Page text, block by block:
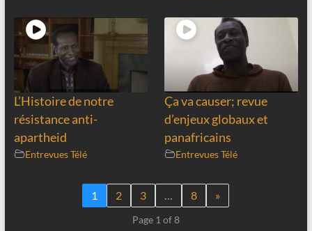
L’Histoire de notre
résistance anti-
apartheid
Entrevues Télé
Ça va causer; revue
d’enjeux globaux et
panafricains
Entrevues Télé
1 2 3 8 »
Page 1 of 8